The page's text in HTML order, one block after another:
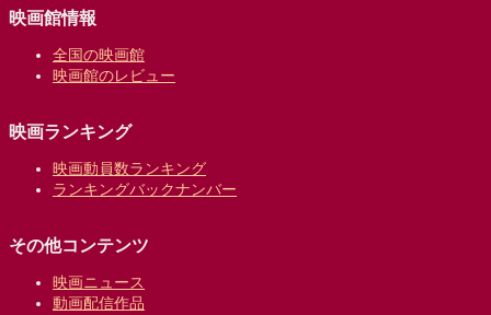
映画館情報
全国の映画館
映画館のレビュー
映画ランキング
映画動員数ランキング
ランキングバックナンバー
その他コンテンツ
映画ニュース
動画配信作品